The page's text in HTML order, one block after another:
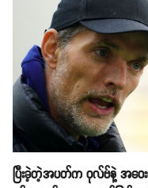
ပြီးခဲ့တဲ့အပတ်က ဝုလ်ဗ်နဲ့ အဝေ